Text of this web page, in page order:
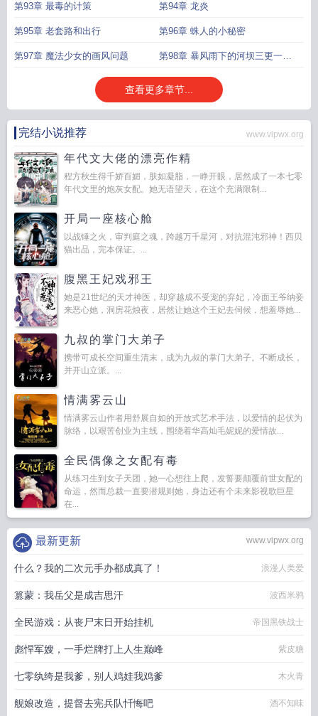
第93章 最毒的计策 第94章 龙炎
第95章 老套路和出行 第96章 蛛人的小秘密
第97章 魔法少女的画风问题 第98章 暴风雨下的河坝三更一万
一求票
查看更多章节...
完结小说推荐 www.vipwx.org
年代文大佬的漂亮作精
程方秋生得千娇百媚，肤如凝脂，一睁开眼，居然成了一本七零
年代文里的炮灰女配。她无语望天，在这个充满限制...
开局一座核心舱
以战锤之火，审判庭之魂，跨越万千星河，对抗混沌邪神！西贝
猫出品，完本保证。...
腹黑王妃戏邪王
她是21世纪的天才神医，却穿越成不受宠的弃妃，冷面王爷纳妾
来恶心她，洞房花烛夜，居然让她这个王妃去伺候，想羞辱她...
九叔的掌门大弟子
携带可成长空间重生清末，成为九叔的掌门大弟子。不断成长，
并开山立派。...
情满雾云山
情满雾云山作者用舒展自如的开放式艺术手法，以爱情的起伏为
脉络，以艰苦创业为主线，围绕着华高灿毛妮妮的爱情故...
全民偶像之女配有毒
从练习生到女子天团，她一心想往上爬，发誓要颠覆前世女配的
命运，然而总裁一直要潜规则她，身边还有个未来影视歌巨星
在...
www.vipwx.org
最新更新
什么？我的二次元手办都成真了！ 浪漫人类爱
篡蒙：我岳父是成吉思汗 波西米鸦
全民游戏：从丧尸末日开始挂机 帝国黑铁战士
彪悍军嫂，一手烂牌打上人生巅峰 紫皮糖
七零纨绔是我爹，别人鸡娃我鸡爹 木火青
舰娘改造，提督去宪兵队忏悔吧 酒不知味